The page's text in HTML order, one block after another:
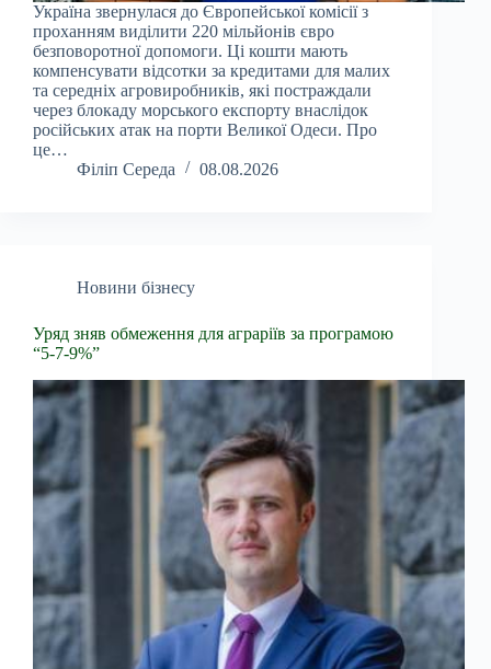
Україна звернулася до Європейської комісії з
проханням виділити 220 мільйонів євро
безповоротної допомоги. Ці кошти мають
компенсувати відсотки за кредитами для малих
та середніх агровиробників, які постраждали
через блокаду морського експорту внаслідок
російських атак на порти Великої Одеси. Про
це…
Філіп Середа
08.08.2026
Новини бізнесу
Уряд зняв обмеження для аграріїв за програмою
“5-7-9%”